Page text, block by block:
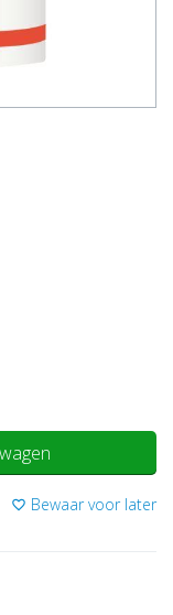
favorite_border Bewaar voor later